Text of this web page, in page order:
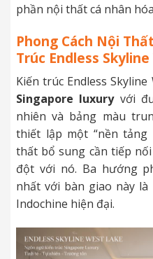
phần nội thất cá nhân
Phong Cách Nội
Trúc Endless
Kiến trúc Endless
Singapore luxuryvới
nhiên và bảng màu
thiết lập một “nền
thất bổ sung cần tiếp
đột với nó. Ba hướng
nhất với bàn giao này là
Indochine hiện đại.